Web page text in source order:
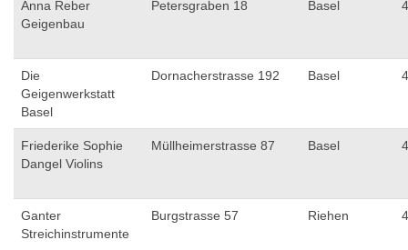
Anna Reber
Geigenbau
Petersgraben 18 Basel
Die
Geigenwerkstatt
Basel
Dornacherstrasse 192 Basel
Friederike Sophie
Dangel Violins
Müllheimerstrasse 87 Basel
Ganter
Streichinstrumente
Burgstrasse 57 Riehen